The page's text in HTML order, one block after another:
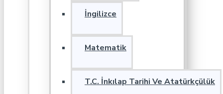
İngilizce
Matematik
T.C. İnkılap Tarihi Ve Atatürkçülük